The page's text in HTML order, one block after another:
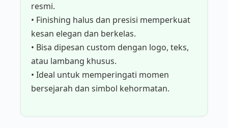
resmi.
• Finishing halus dan presisi memperkuat
kesan elegan dan berkelas.
• Bisa dipesan custom dengan logo, teks,
atau lambang khusus.
• Ideal untuk memperingati momen
bersejarah dan simbol kehormatan.